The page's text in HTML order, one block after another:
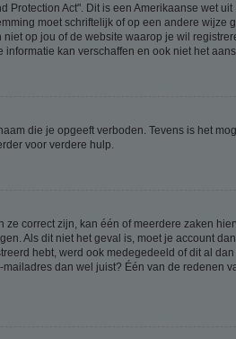
Protection Act". Dit is een Amerikaanse
moet schriftelijk of op een andere
op jou of de website waarop je wil
kan verschaffen en ook niet het
die je opgeeft verboden. Tevens is het
voor verdere hulp.
correct zijn, kan één of meerdere zaken
Als dit niet het geval is, moet je account
hebt, werd ook medegedeeld of dit al
dan wel juist? Één van de redenen